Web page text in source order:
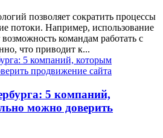
позволяет сократить процессы
потоки. Например, использование
командам работать с
что приводит к...
5 компаний,
можно доверить